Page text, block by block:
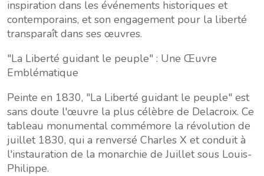
inspiration dans les événements historiques et
contemporains, et son engagement pour la liberté
transparaît dans ses œuvres.
"La Liberté guidant le peuple" : Une Œuvre
Emblématique
Peinte en 1830, "La Liberté guidant le peuple" est
sans doute l'œuvre la plus célèbre de Delacroix. Ce
tableau monumental commémore la révolution de
juillet 1830, qui a renversé Charles X et conduit à
l'instauration de la monarchie de Juillet sous Louis-
Philippe.